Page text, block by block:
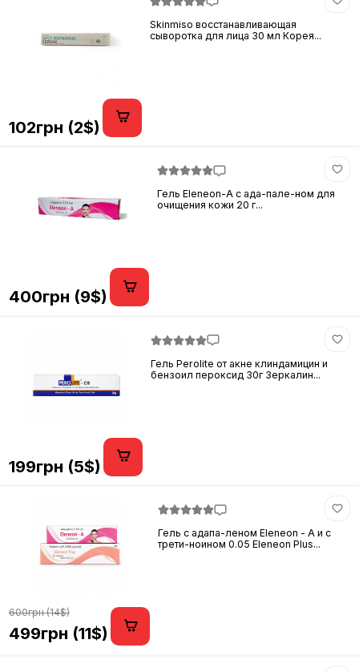
Skinmiso восстанавливающая
сыворотка для лица 30 мл Корея...
102грн (2$)
Гель Eleneon-A с ада-пале-ном для
очищения кожи 20 г...
400грн (9$)
Гель Perolite от акне клиндамицин и
бензоил пероксид 30г Зеркалин...
199грн (5$)
Гель с адапа-леном Eleneon - A и с
трети-ноином 0.05 Eleneon Plus...
600грн (14$)
499грн (11$)